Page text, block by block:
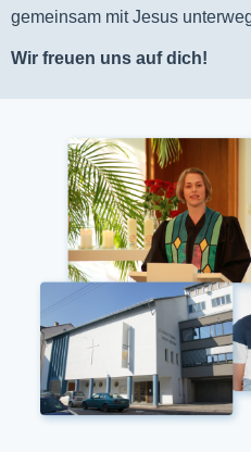
gemeinsam mit Jesus
Wir freuen uns auf dich!